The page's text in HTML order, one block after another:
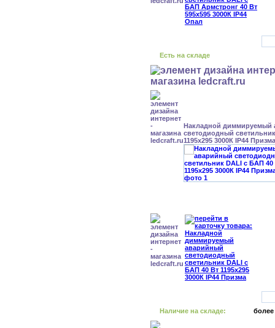
Есть на складе
Накладной диммируемый
светодиодный
1195x295 3000К IP44 Призма
Наличие на складе: более